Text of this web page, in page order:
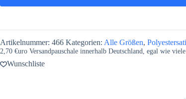
Artikelnummer: 466 Kategorien: Alle Größen,
2,70 €uro Versandpauschale innerhalb Deutschland, egal wie
Wunschliste